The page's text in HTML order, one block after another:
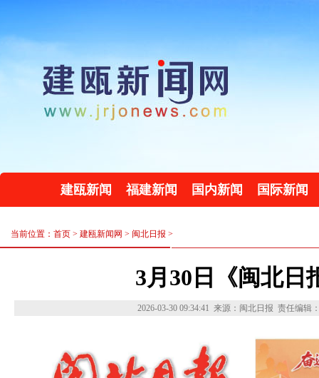
建瓯新闻 福建新闻 国内新闻 国际新闻
当前位置：首页 > 建瓯新闻网 > 闽北日报 >
3月30日《闽北日
2026-03-30 09:34:41 来源：闽北日报 责任编辑